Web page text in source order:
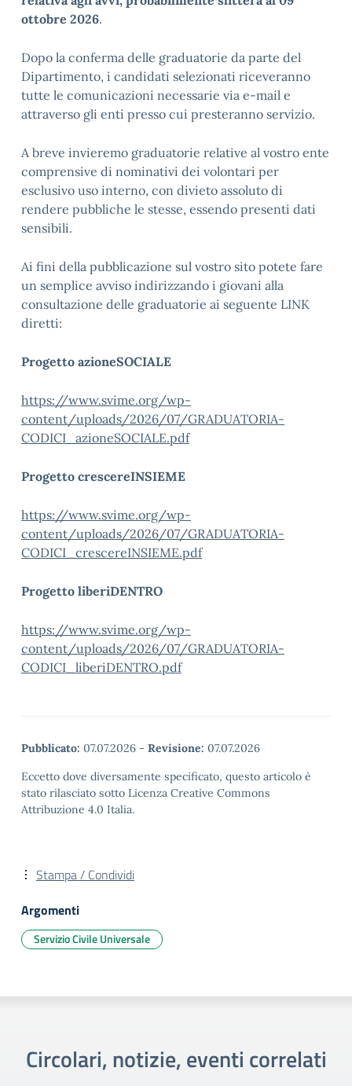
ottobre 2026.
Dopo la conferma delle graduatorie da parte del
Dipartimento, i candidati selezionati riceveranno
tutte le comunicazioni necessarie via e-mail e
attraverso gli enti presso cui presteranno servizio.
A breve invieremo graduatorie relative al vostro ente
comprensive di nominativi dei volontari per
esclusivo uso interno, con divieto assoluto di
rendere pubbliche le stesse, essendo presenti dati
sensibili.
Ai fini della pubblicazione sul vostro sito potete fare
un semplice avviso indirizzando i giovani alla
consultazione delle graduatorie ai seguente LINK
diretti:
Progetto azioneSOCIALE
https://www.svime.org/wp-
content/uploads/2026/07/GRADUATORIA-
CODICI_azioneSOCIALE.pdf
Progetto crescereINSIEME
https://www.svime.org/wp-
content/uploads/2026/07/GRADUATORIA-
CODICI_crescereINSIEME.pdf
Progetto liberiDENTRO
https://www.svime.org/wp-
content/uploads/2026/07/GRADUATORIA-
CODICI_liberiDENTRO.pdf
Pubblicato: 07.07.2026 - Revisione: 07.07.2026
Eccetto dove diversamente specificato, questo articolo è
stato rilasciato sotto Licenza Creative Commons
Attribuzione 4.0 Italia.
Stampa / Condividi
Argomenti
Servizio Civile Universale
Circolari, notizie, eventi correlati